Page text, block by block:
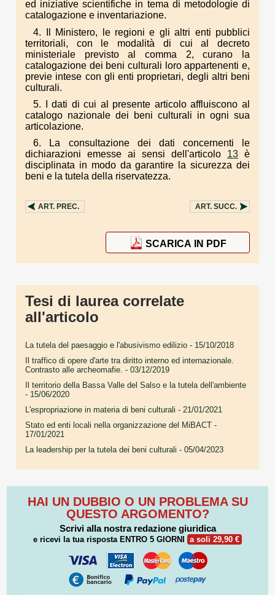
ed iniziative scientifiche in tema di metodologie di
catalogazione e inventariazione.
4. Il Ministero, le regioni e gli altri enti pubblici
territoriali, con le modalità di cui al decreto
ministeriale previsto al comma 2, curano la
catalogazione dei beni culturali loro appartenenti e,
previe intese con gli enti proprietari, degli altri beni
culturali.
5. I dati di cui al presente articolo affluiscono al
catalogo nazionale dei beni culturali in ogni sua
articolazione.
6. La consultazione dei dati concernenti le
dichiarazioni emesse ai sensi dell'articolo 13 è
disciplinata in modo da garantire la sicurezza dei
beni e la tutela della riservatezza.
ART. PREC. ART. SUCC.
SCARICA IN PDF
Tesi di laurea correlate
all'articolo
La tutela del paesaggio e l'abusivismo edilizio - 15/10/2018
Il traffico di opere d'arte tra diritto interno ed internazionale.
Contrasto alle archeomafie. - 03/12/2019
Il territorio della Bassa Valle del Salso e la tutela dell'ambiente
- 15/06/2020
L'espropriazione in materia di beni culturali - 21/01/2021
Stato ed enti locali nella organizzazione del MiBACT -
17/01/2021
La leadership per la tutela dei beni culturali - 05/04/2023
HAI UN DUBBIO O UN PROBLEMA SU
QUESTO ARGOMENTO?
Scrivi alla nostra redazione giuridica
e ricevi la tua risposta ENTRO 5 GIORNI a soli 29,90 €